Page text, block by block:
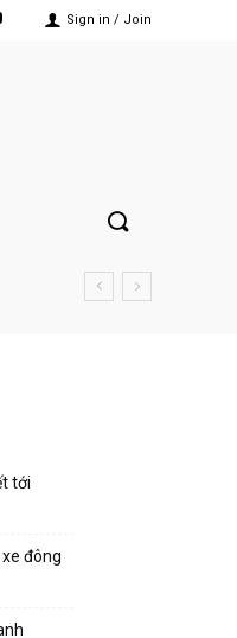
Sign in / Join
tới
đông